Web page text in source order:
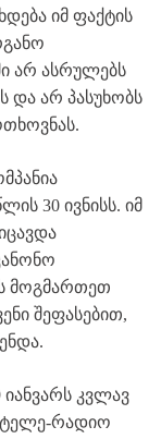
ხდება იმ ფაქტის
არ ასრულებს
და არ პასუხობს
.
30 ივნისს. იმ
მოგმართეთ
შეფასებით,
.
იანვარს კვლავ
ტელე-რადიო